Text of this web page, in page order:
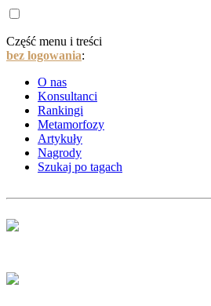
Część menu i treści
bez logowania:
O nas
Konsultanci
Rankingi
Metamorfozy
Artykuły
Nagrody
Szukaj po tagach